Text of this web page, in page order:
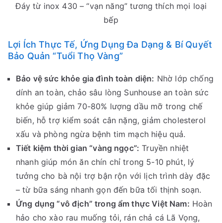
Đáy từ inox 430 – “vạn năng” tương thích mọi loại
bếp
Lợi Ích Thực Tế, Ứng Dụng Đa Dạng & Bí Quyết
Bảo Quản “Tuổi Thọ Vàng”
Bảo vệ sức khỏe gia đình toàn diện: Nhờ lớp chống
dính an toàn, chảo sâu lòng Sunhouse an toàn sức
khỏe giúp giảm 70-80% lượng dầu mỡ trong chế
biến, hỗ trợ kiểm soát cân nặng, giảm cholesterol
xấu và phòng ngừa bệnh tim mạch hiệu quả.
Tiết kiệm thời gian “vàng ngọc”: Truyền nhiệt
nhanh giúp món ăn chín chỉ trong 5-10 phút, lý
tưởng cho bà nội trợ bận rộn với lịch trình dày đặc
– từ bữa sáng nhanh gọn đến bữa tối thịnh soạn.
Ứng dụng “vô địch” trong ẩm thực Việt Nam: Hoàn
hảo cho xào rau muống tỏi, rán chả cá Lã Vọng,